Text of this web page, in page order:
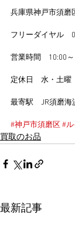
兵庫県神戸市須磨
フリーダイヤル　
営業時間　10:00
定休日　水・土曜
最寄駅　JR須磨
#神戸市須磨区#
買取のお品
最新記事